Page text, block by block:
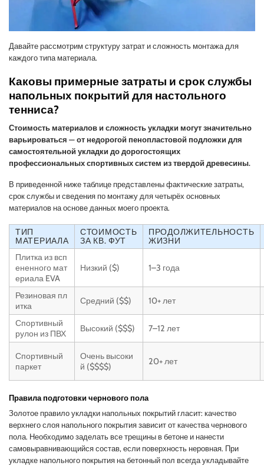
Давайте рассмотрим структуру затрат и сложность монтажа для
каждого типа материала.
Каковы примерные затраты и срок службы
напольных покрытий для настольного
тенниса?
Стоимость материалов и сложность укладки могут значительно
варьироваться — от недорогой пенопластовой подложки для
самостоятельной укладки до дорогостоящих
профессиональных спортивных систем из твердой древесины.
В приведенной ниже таблице представлены фактические затраты,
срок службы и сведения по монтажу для четырёх основных
материалов на основе данных моего проекта.
ТИП
МАТЕРИАЛА
СТОИМОСТЬ
ЗА КВ. ФУТ
ПРОДОЛЖИТЕЛЬНОСТЬ
ЖИЗНИ
Плитка из всп
ененного мат
ериала EVA
Низкий ($) 1–3 года
Резиновая пл
итка
Средний ($$) 10+ лет
Спортивный
рулон из ПВХ
Высокий ($$$) 7–12 лет
Спортивный
паркет
Очень высоки
й ($$$$)
20+ лет
Правила подготовки чернового пола
Золотое правило укладки напольных покрытий гласит: качество
верхнего слоя напольного покрытия зависит от качества чернового
пола. Необходимо заделать все трещины в бетоне и нанести
самовыравнивающийся состав, если поверхность неровная. При
укладке напольного покрытия на бетонный пол всегда укладывайте